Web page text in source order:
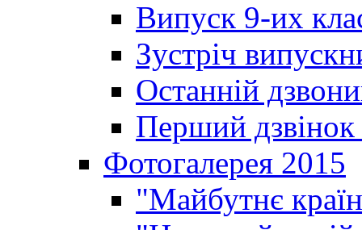
Випуск 9-их
Зустріч
Останній
Перший
Фотогалерея 2015
"Майбутнє